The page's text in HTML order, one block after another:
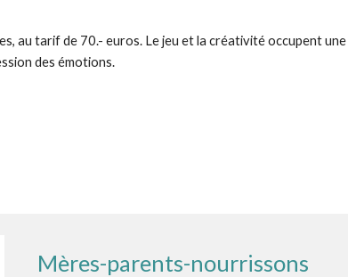
au tarif de 70.- euros. Le jeu et la créativité occupent une
des émotions.
Mères-parents-nourrissons